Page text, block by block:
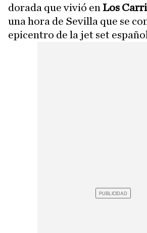
dorada que vivió en Los
una hora de Sevilla que se
epicentro de la jet set